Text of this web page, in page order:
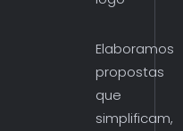
Elaboramos
propostas
que
simplificam,